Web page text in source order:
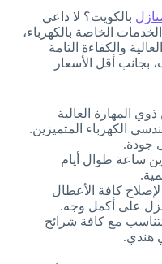
بالكويت؟ لا داعي
الخاصة بالكهرباء،
والكفاءة التامة
بجانب أقل الأسعار
المهارة العالية
الكهرباء المتميزين.
جودة.
ساعة طوال أيام
لإصلاح كافة الأعطال
على أكمل وجه.
مع كافة شرائح
هندي.